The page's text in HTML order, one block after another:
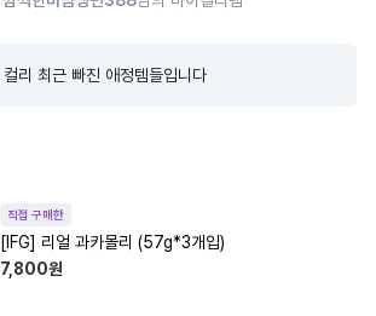
컬리 최근 빠진 애정템들입니다
직접 구매한
[IFG] 리얼 과카몰리 (57g*3개입)
7,800원